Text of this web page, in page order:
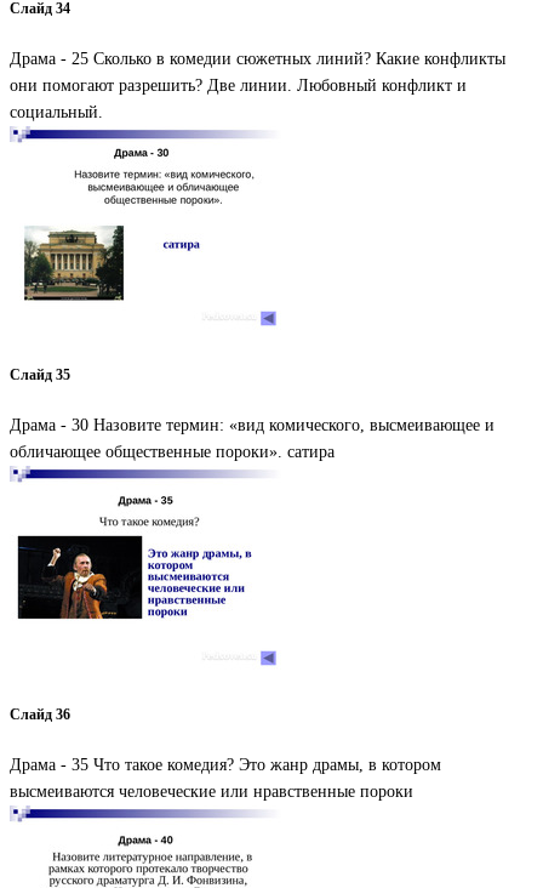
Слайд 34
Драма - 25 Сколько в комедии сюжетных линий? Какие конфликты
они помогают разрешить? Две линии. Любовный конфликт и
социальный.
Слайд 35
Драма - 30 Назовите термин: «вид комического, высмеивающее и
обличающее общественные пороки». сатира
Слайд 36
Драма - 35 Что такое комедия? Это жанр драмы, в котором
высмеиваются человеческие или нравственные пороки